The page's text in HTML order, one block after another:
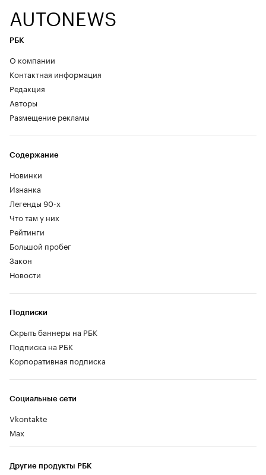
AUTONEWS
РБК
О компании
Контактная информация
Редакция
Авторы
Размещение рекламы
Содержание
Новинки
Изнанка
Легенды 90-х
Что там у них
Рейтинги
Большой пробег
Закон
Новости
Социальные сети
Vkontakte
Max
Другие продукты РБК
Подписки
Скрыть баннеры на РБК
Подписка на РБК
Корпоративная подписка